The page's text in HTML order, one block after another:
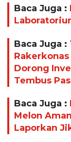
Baca Juga :
Baca Juga :
Rakerkonas
Dorong
Tembus
Baca Juga :
Melon
Laporkan